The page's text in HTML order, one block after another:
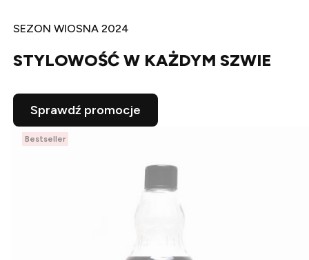
SEZON WIOSNA 2024
STYLOWOŚĆ W KAŻDYM SZWIE
Sprawdź promocje
Bestseller